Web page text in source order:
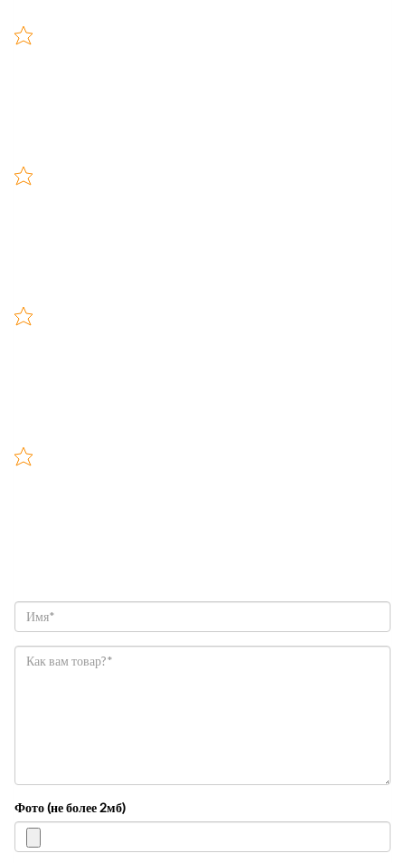
Фото (не более 2мб)